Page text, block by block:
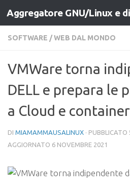
Salta al contenuto
Aggregatore GNU/Linux e
SOFTWARE /WEB DAL MONDO
VMWare torna
DELL e prepara le
a Cloud e container
DI MIAMAMMAUSALINUX · PUBBLICATO
AGGIORNATO 6 NOVEMBRE 2021